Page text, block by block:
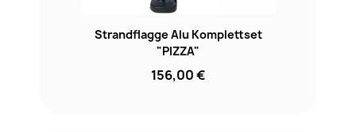
Strandflagge Alu Komplettset
"PIZZA"
156,00 €